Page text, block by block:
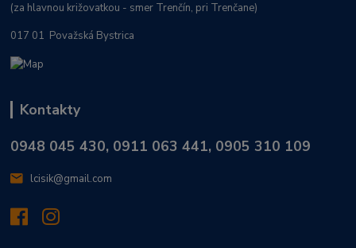
(za hlavnou križovatkou - smer Trenčín, pri Trenčane)
017 01 Považská Bystrica
Kontakty
0948 045 430, 0911 063 441, 0905 310 109
lcisik@gmail.com